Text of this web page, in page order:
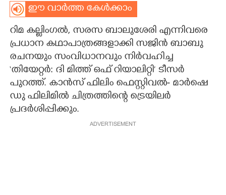
CARTOONS
LITERATURE
CONTACT US
ഈ വാർത്ത കേൾക്കാം
റിമ കല്ലിംഗൽ, സരസ ബാലുശേരി എന്നിവരെ
പ്രധാന കഥാപാത്രങ്ങളാക്കി സജിൻ ബാബു
രചനയും സംവിധാനവും നിർവഹിച്ച
‘തിയേറ്റർ: ദി മിത്ത് ഒഫ് റിയാലിറ്റി’ ടീസർ
പുറത്ത്. കാൻസ് ഫിലിം ഫെസ്റ്റിവൽ- മാർഷെ
ഡു ഫിലിമിൽ ചിത്രത്തിന്റെ ട്രെയിലർ
പ്രദർശിപ്പിക്കും.
ADVERTISEMENT